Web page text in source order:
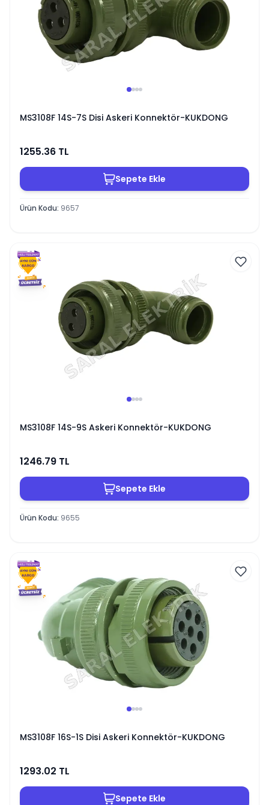
MS3108F 14S-7S Disi Askeri Konnektör-KUKDONG
1255.36 TL
Sepete Ekle
Ürün Kodu: 9657
MS3108F 14S-9S Askeri Konnektör-KUKDONG
1246.79 TL
Sepete Ekle
Ürün Kodu: 9655
MS3108F 16S-1S Disi Askeri Konnektör-KUKDONG
1293.02 TL
Sepete Ekle